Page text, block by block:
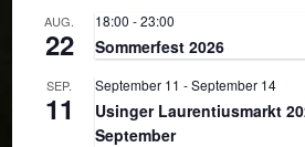
AUG.
22
18:00 -23:00
Sommerfest 2026
SEP.
11
September 11 -September 14
Usinger Laurentiusmarkt
September